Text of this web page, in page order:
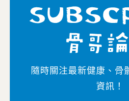
隨時關注最新健康、骨
資訊！